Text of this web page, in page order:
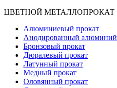
ЦВЕТНОЙ МЕТАЛЛОПРОКАТ
Алюминиевый прокат
Анодированный алюминий
Бронзовый прокат
Дюралевый прокат
Латунный прокат
Медный прокат
Оловянный прокат